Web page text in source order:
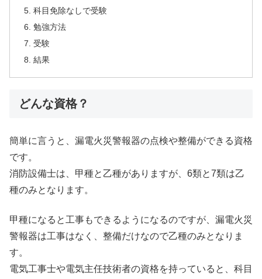
科目免除なしで受験
勉強方法
受験
結果
どんな資格？
簡単に言うと、漏電火災警報器の点検や整備ができる資格
です。
消防設備士は、甲種と乙種がありますが、6類と7類は乙
種のみとなります。
甲種になると工事もできるようになるのですが、漏電火災
警報器は工事はなく、整備だけなので乙種のみとなりま
す。
電気工事士や電気主任技術者の資格を持っていると、科目